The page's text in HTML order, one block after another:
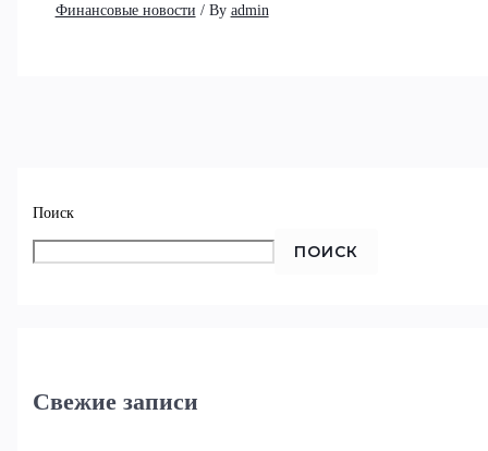
Поиск
ПОИСК
Свежие записи
Финансовые новости / By admin